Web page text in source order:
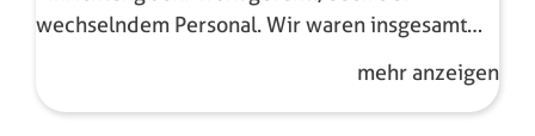
wechselndem Personal. Wir waren insgesamt
hervorzuheben ist die sehr gute Kommunikation
der Kita-Leitung zu allen möglichen Themen.
mehr anzeigen